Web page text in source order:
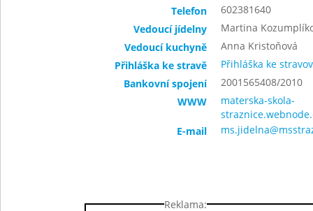
Telefon
602381640
Vedoucí jídelny
Martina
Vedoucí kuchyně
Anna Kristoňová
Přihláška ke stravě
Přihláška ke
Bankovní spojení
2001565408/2010
WWW
materska-skola-
E-mail
Reklama: